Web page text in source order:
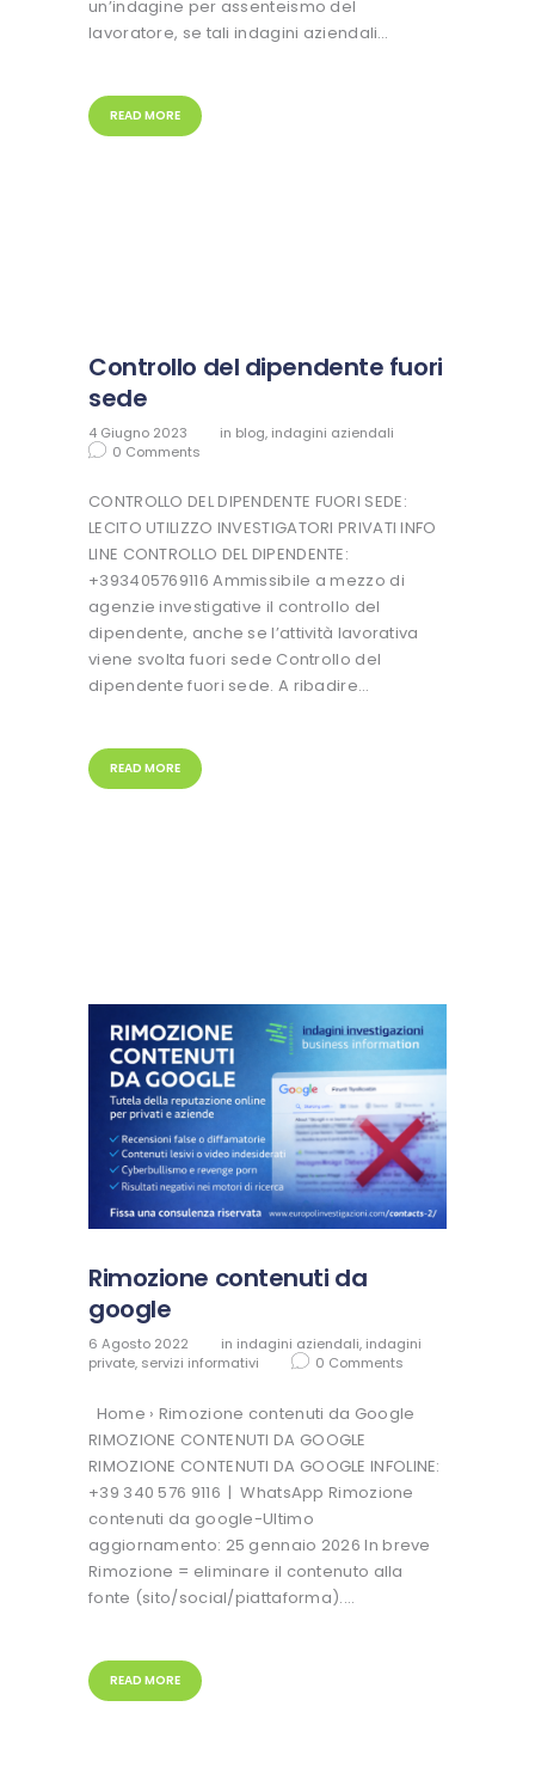
un’indagine per assenteismo del
lavoratore, se tali indagini aziendali…
READ MORE
Controllo del dipendente fuori
sede
4 Giugno 2023 in blog, indagini aziendali
0 Comments
CONTROLLO DEL DIPENDENTE FUORI SEDE:
LECITO UTILIZZO INVESTIGATORI PRIVATI INFO
LINE CONTROLLO DEL DIPENDENTE:
+393405769116 Ammissibile a mezzo di
agenzie investigative il controllo del
dipendente, anche se l’attività lavorativa
viene svolta fuori sede Controllo del
dipendente fuori sede. A ribadire…
READ MORE
Rimozione contenuti da
google
6 Agosto 2022 in indagini aziendali, indagini
private, servizi informativi 0 Comments
Home › Rimozione contenuti da Google
RIMOZIONE CONTENUTI DA GOOGLE
RIMOZIONE CONTENUTI DA GOOGLE INFOLINE:
+39 340 576 9116 | WhatsApp Rimozione
contenuti da google-Ultimo
aggiornamento: 25 gennaio 2026 In breve
Rimozione = eliminare il contenuto alla
fonte (sito/social/piattaforma).…
READ MORE